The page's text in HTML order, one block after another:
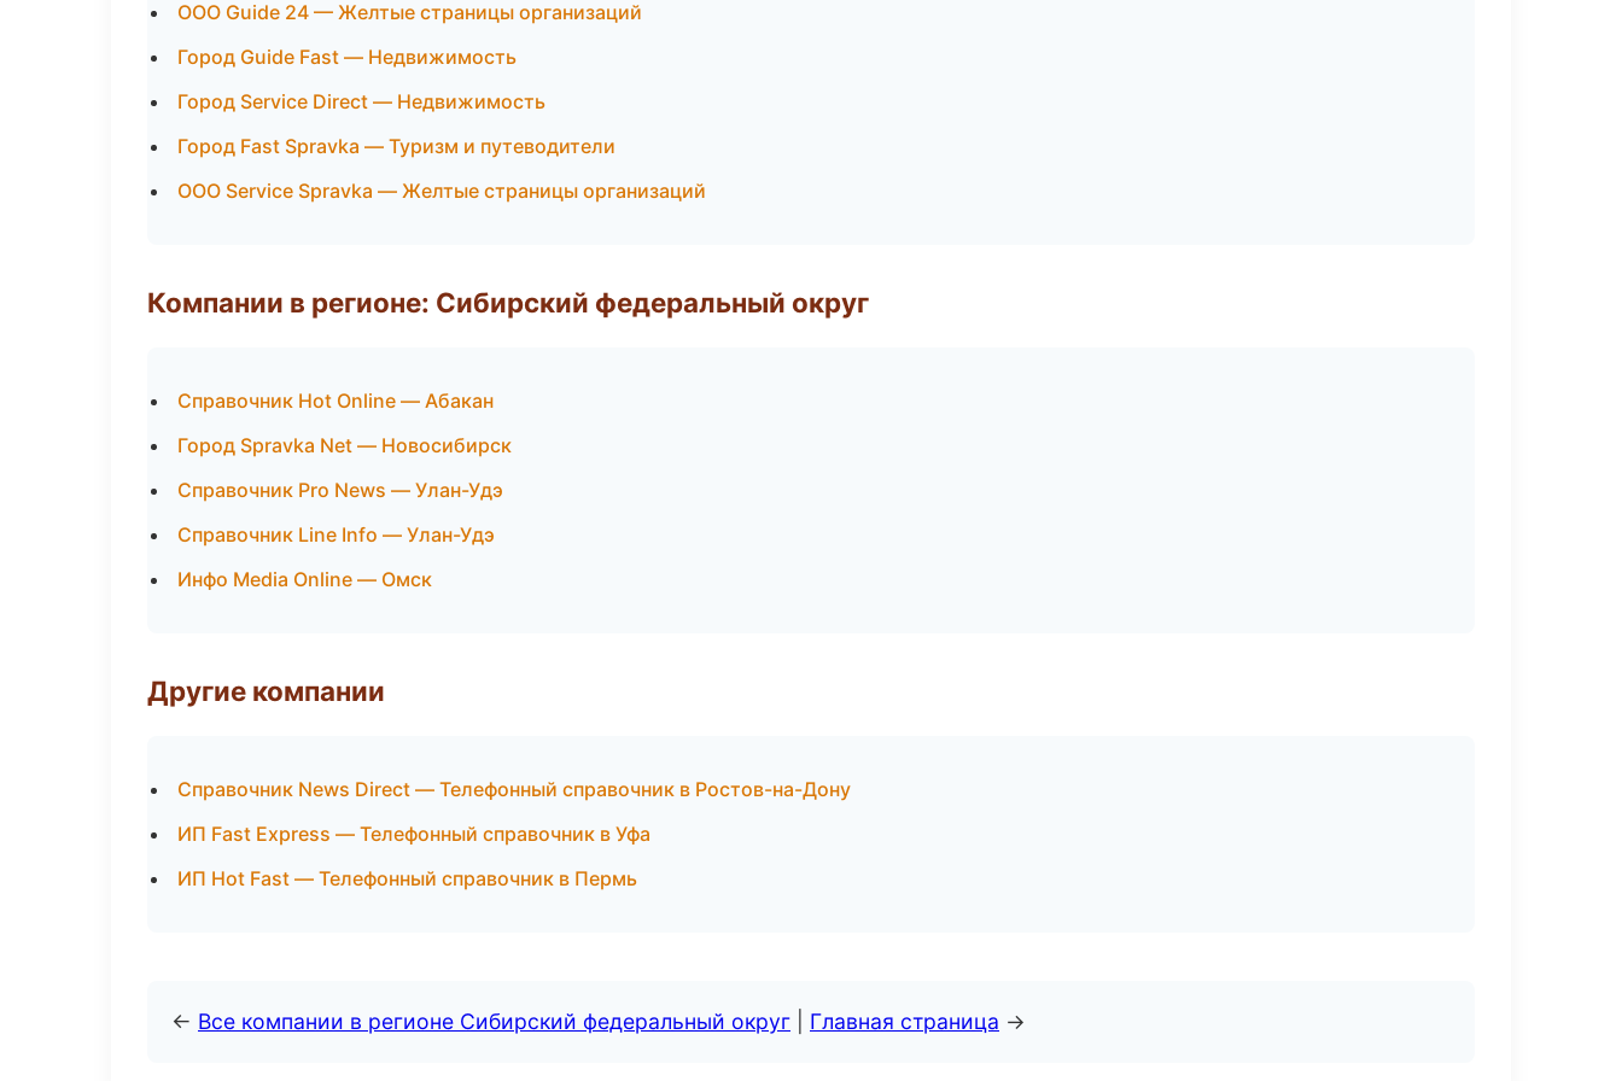
ООО Guide 24 — Желтые страницы организаций
Город Guide Fast — Недвижимость
Город Service Direct — Недвижимость
Город Fast Spravka — Туризм и путеводители
ООО Service Spravka — Желтые страницы организаций
Компании в регионе: Сибирский федеральный округ
Справочник Hot Online — Абакан
Город Spravka Net — Новосибирск
Справочник Pro News — Улан-Удэ
Справочник Line Info — Улан-Удэ
Инфо Media Online — Омск
Другие компании
Справочник News Direct — Телефонный справочник в Ростов-на-Дону
ИП Fast Express — Телефонный справочник в Уфа
ИП Hot Fast — Телефонный справочник в Пермь
← Все компании в регионе Сибирский федеральный округ Главная страница →